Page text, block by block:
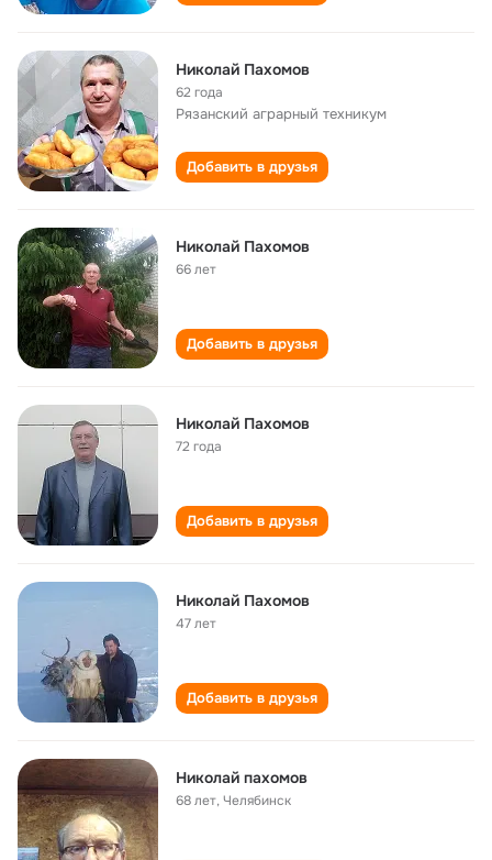
Николай Пахомов
62 года
Рязанский аграрный техникум
Добавить в друзья
Николай Пахомов
66 лет
Добавить в друзья
Николай Пахомов
72 года
Добавить в друзья
Николай Пахомов
47 лет
Добавить в друзья
Николай пахомов
68 лет,Челябинск